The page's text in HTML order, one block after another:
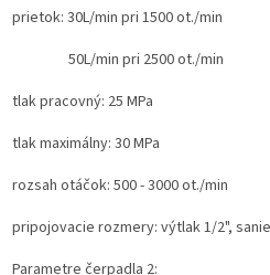
prietok: 30L/min pri 1500 ot./min
50L/min pri 2500 ot./min
tlak pracovný: 25 MPa
tlak maximálny: 30 MPa
rozsah otáčok: 500 - 3000 ot./min
pripojovacie rozmery: výtlak 1/2",
Parametre čerpadla 2: